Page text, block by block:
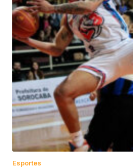
Esportes